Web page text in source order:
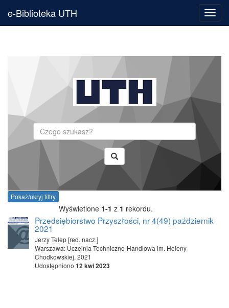
e-Biblioteka UTH
Pokaż/ukryj filtry
Wyświetlone 1-1 z 1 rekordu.
Przedsiębiorstwo Przyszłości, nr 4(49) październik
2021
Jerzy Telep [red. nacz.]
Warszawa: Uczelnia Techniczno-Handlowa im. Heleny
Chodkowskiej, 2021
Udostępniono 12 kwi 2023